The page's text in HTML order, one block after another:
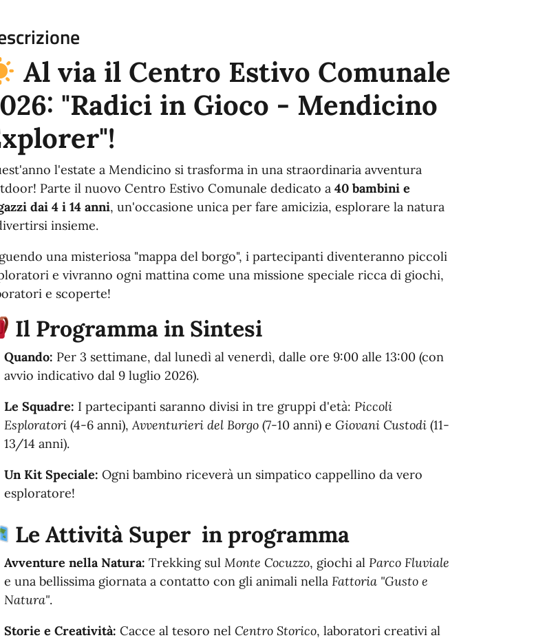
Al via il Centro Estivo Comunale
"Radici in Gioco - Mendicino
l'estate a Mendicino si trasforma in una straordinaria avventura
Parte il nuovo Centro Estivo Comunale dedicato a 40 bambini e
dai 4 i 14 anni, un'occasione unica per fare amicizia, esplorare la natura
insieme.
una misteriosa "mappa del borgo", i partecipanti diventeranno piccoli
e vivranno ogni mattina come una missione speciale ricca di giochi,
e scoperte!
Il Programma in Sintesi
Quando: Per 3 settimane, dal lunedì al venerdì, dalle ore 9:00 alle 13:00 (con
avvio indicativo dal 9 luglio 2026).
Le Squadre: I partecipanti saranno divisi in tre gruppi d'età: Piccoli
Esploratori(4-6 anni),Avventurieri del Borgo(7-10 anni) e Giovani Custodi(11-
13/14 anni).
Un Kit Speciale: Ogni bambino riceverà un simpatico cappellino da vero
esploratore!
Le Attività Super in programma
Avventure nella Natura: Trekking sul Monte Cocuzzo, giochi al Parco Fluviale
e una bellissima giornata a contatto con gli animali nella Fattoria "Gusto e
Natura".
Storie e Creatività: Cacce al tesoro nel Centro Storico, laboratori creativi al